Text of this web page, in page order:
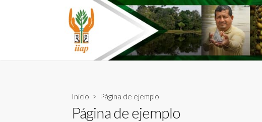
Inicio > Página de ejemplo
Página de ejemplo